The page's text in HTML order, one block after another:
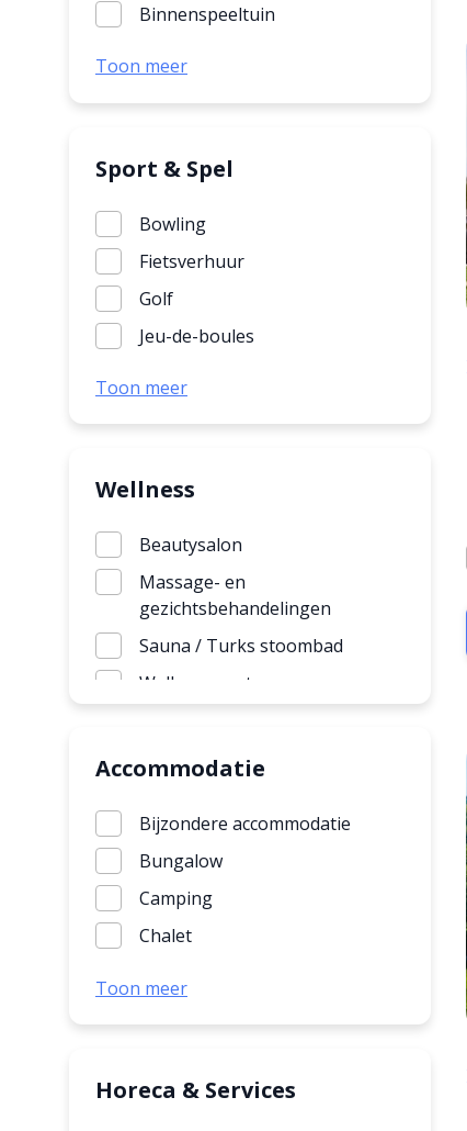
Binnenspeeltuin
Trampoline
Toon meer
Sport & Spel
Bowling
Fietsverhuur
Golf
Jeu-de-boules
Tafeltennis
Tokkelbaan
Voetbal
Toon meer
Wellness
Beautysalon
Massage- en
gezichtsbehandelingen
Sauna / Turks stoombad
Wellness centrum
Accommodatie
Bijzondere accommodatie
Bungalow
Camping
Chalet
Huisje met sauna
Toon meer
Horeca & Services